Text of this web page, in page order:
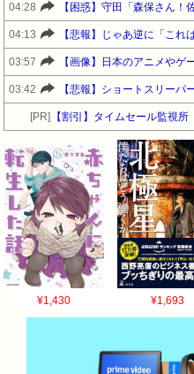
04:28 【困惑】守田「森保さん
04:13 【悲報】じゃあ逆に「こ
03:57 【画像】日本のアニメやゲ
03:42 【悲報】ショートスリー
[PR] 【割引】タイムセール監視所
¥1,430 ¥1,693